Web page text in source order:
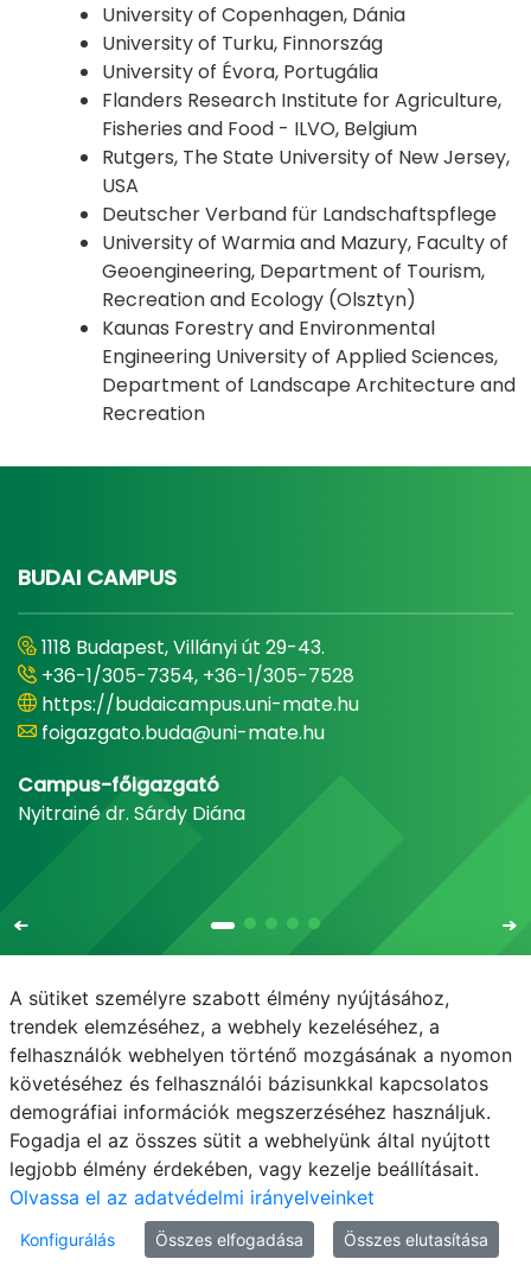
University of Copenhagen, Dánia
University of Turku, Finnország
University of Évora, Portugália
Flanders Research Institute for Agriculture,
Fisheries and Food - ILVO, Belgium
Rutgers, The State University of New Jersey,
USA
Deutscher Verband für Landschaftspflege
University of Warmia and Mazury, Faculty of
Geoengineering, Department of Tourism,
Recreation and Ecology (Olsztyn)
Kaunas Forestry and Environmental
Engineering University of Applied Sciences,
Department of Landscape Architecture and
Recreation
BUDAI CAMPUS
1118 Budapest, Villányi út 29-43.
+36-1/305-7354, +36-1/305-7528
https://budaicampus.uni-mate.hu
foigazgato.buda@uni-mate.hu
Campus-főigazgató
Nyitrainé dr. Sárdy Diána
E-mail Telefonkönyv NEPTUN
E-learning
Adatvédelem
© MATE 2021
A sütiket személyre szabott élmény nyújtásához,
trendek elemzéséhez, a webhely kezeléséhez, a
felhasználók webhelyen történő mozgásának a nyomon
követéséhez és felhasználói bázisunkkal kapcsolatos
demográfiai információk megszerzéséhez használjuk.
Fogadja el az összes sütit a webhelyünk által nyújtott
legjobb élmény érdekében, vagy kezelje beállításait.
Olvassa el az adatvédelmi irányelveinket
Konfigurálás Összes elfogadása Összes elutasítása